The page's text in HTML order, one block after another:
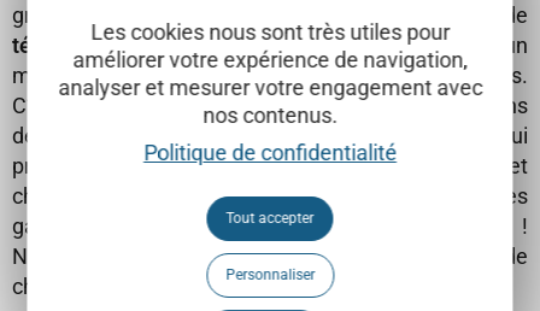
Les cookies nous sont très utiles pour
améliorer votre expérience de navigation,
analyser et mesurer votre engagement avec
nos contenus.
Politique de confidentialité
Tout accepter
Personnaliser
grand
qui crépite, quelques cabines de
téléphériquesont placées pour se reposer un
moment ou pour faire de jolies photos souvenirs.
C’est dans ce joli décor montagnard que nous avons
déambulé entre les échoppes gourmandes qui
proposaient, outre les traditionnels vin chaud et
chocolat, tartiflette et fondue, des crêpes et des
gaufres… Une vraie ambiance de marché de Noël !
Nous, on n’a pas résisté à l’appel des brochettes de
chamallows à griller !